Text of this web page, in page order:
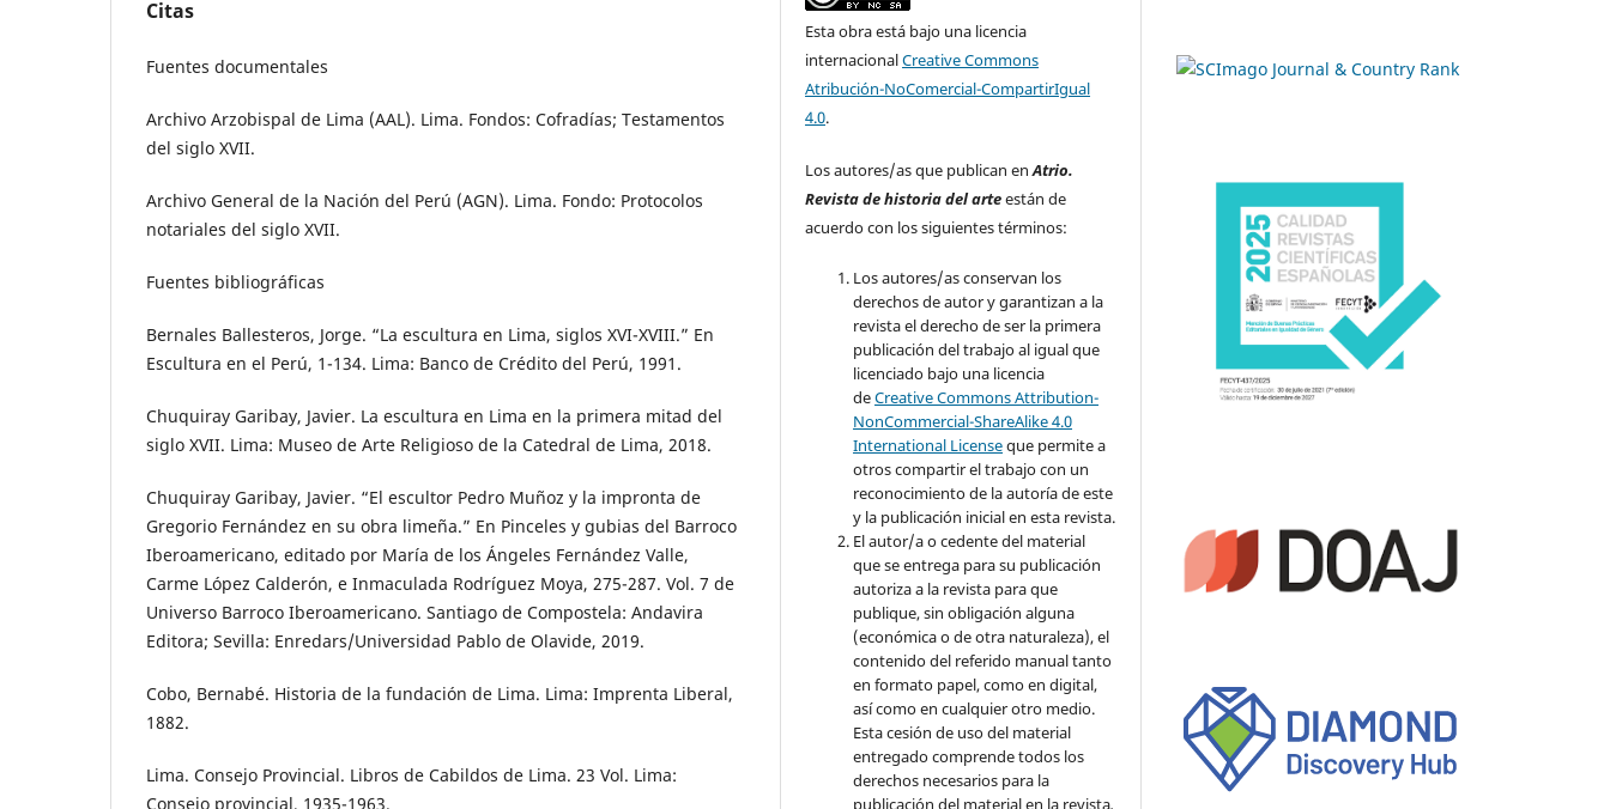
Citas
Fuentes documentales
Archivo Arzobispal de Lima (AAL). Lima. Fondos: Cofradías; Testamentos
del siglo XVII.
Archivo General de la Nación del Perú (AGN). Lima. Fondo: Protocolos
notariales del siglo XVII.
Fuentes bibliográficas
Bernales Ballesteros, Jorge. “La escultura en Lima, siglos XVI-XVIII.” En
Escultura en el Perú, 1-134. Lima: Banco de Crédito del Perú, 1991.
Chuquiray Garibay, Javier. La escultura en Lima en la primera mitad del
siglo XVII. Lima: Museo de Arte Religioso de la Catedral de Lima, 2018.
Chuquiray Garibay, Javier. “El escultor Pedro Muñoz y la impronta de
Gregorio Fernández en su obra limeña.” En Pinceles y gubias del Barroco
Iberoamericano, editado por María de los Ángeles Fernández Valle,
Carme López Calderón, e Inmaculada Rodríguez Moya, 275-287. Vol. 7 de
Universo Barroco Iberoamericano. Santiago de Compostela: Andavira
Editora; Sevilla: Enredars/Universidad Pablo de Olavide, 2019.
Cobo, Bernabé. Historia de la fundación de Lima. Lima: Imprenta Liberal,
1882.
Lima. Consejo Provincial. Libros de Cabildos de Lima. 23 Vol. Lima:
Consejo provincial, 1935-1963.
Esta obra está bajo una licencia
internacionalCreative Commons
Atribución-NoComercial-CompartirIgual
4.0.
Los autores/as que publican enAtrio.
Revista de historia del arteestán de
acuerdo con los siguientes términos:
Los autores/as conservan los
derechos de autor y garantizan a la
revista el derecho de ser la primera
publicación del trabajo al igual que
licenciado bajo una licencia
deCreative Commons Attribution-
NonCommercial-ShareAlike 4.0
International Licenseque permite a
otros compartir el trabajo con un
reconocimiento de la autoría de este
y la publicación inicial en esta revista.
El autor/a o cedente del material
que se entrega para su publicación
autoriza a la revista para que
publique, sin obligación alguna
(económica o de otra naturaleza), el
contenido del referido manual tanto
en formato papel, como en digital,
así como en cualquier otro medio.
Esta cesión de uso del material
entregado comprende todos los
derechos necesarios para la
publicación del material en la revista.